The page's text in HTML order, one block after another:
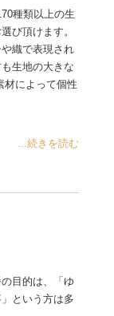
種類以上の生
び頂けます。
織で表現され
生地の大きな
材によって個性
...続きを読む
目的は、「ゆ
という方は多